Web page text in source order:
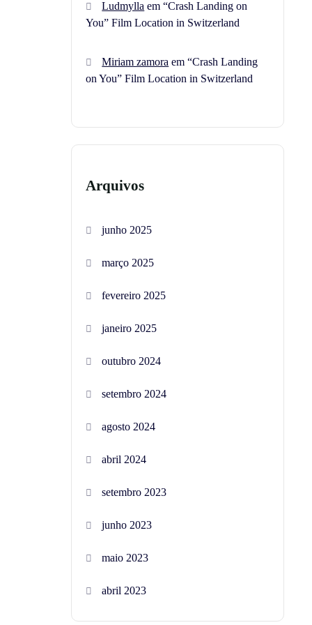
Ludmylla em“Crash Landing on
You” Film Location in Switzerland
Miriam zamora em“Crash Landing
on You” Film Location in Switzerland
Arquivos
junho 2025
março 2025
fevereiro 2025
janeiro 2025
outubro 2024
setembro 2024
agosto 2024
abril 2024
setembro 2023
junho 2023
maio 2023
abril 2023